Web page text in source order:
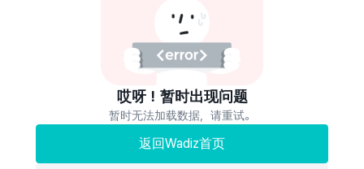
哎呀！暂时出现问题
暂时无法加载数据，请重试。
返回Wadiz首页